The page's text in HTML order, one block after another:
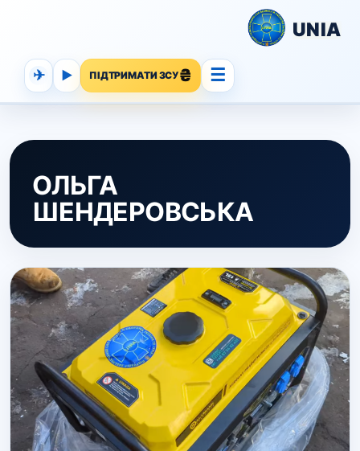
UNIA
✈ ▶ ПІДТРИМАТИ ЗСУ ☰
ОЛЬГА
ШЕНДЕРОВСЬКА